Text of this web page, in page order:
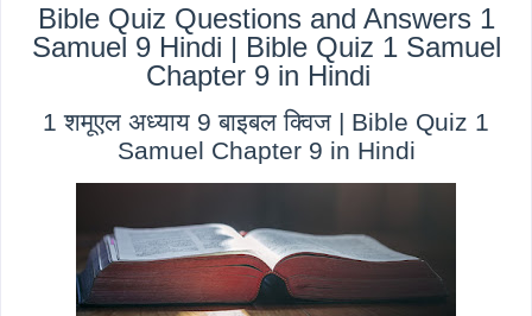
Bible Quiz Questions and Answers 1
Samuel 9 Hindi | Bible Quiz 1 Samuel
Chapter 9 in Hindi
1 शमूएल अध्याय 9 बाइबल क्विज | Bible Quiz 1
Samuel Chapter 9 in Hindi